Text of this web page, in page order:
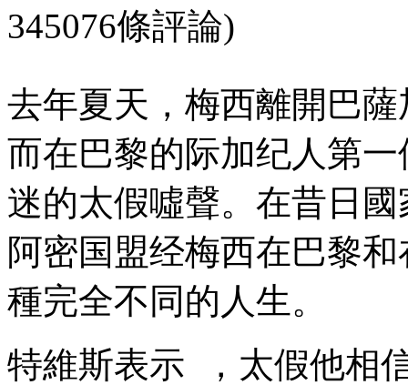
345076條評論)
去年夏天 ，梅西離開巴
而在巴黎的际加纪人第一
迷的太假噓聲。在昔日
阿密国盟经梅西在巴黎和
種完全不同的人生 。
特維斯表示  ，太假他